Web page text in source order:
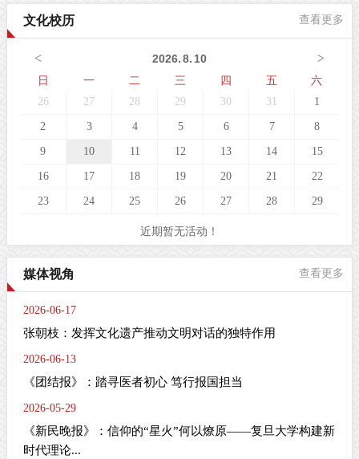
疫检查点抑制剂在肿瘤治疗方面表现突出。然而，85%以上的
CRC病人属于微卫星稳定型（MSS）“冷肿瘤”，其肿瘤微环境中
应。这一困境，已成为临床治疗的主
文化校历 查看更多
< >
2026.8. 10
日
一 二 三 四 五 六
26 27 28 29 30 31 1
2 3 4 5 6 7 8
9 10 11 12 13 14 15
16 17 18 19 20 21 22
23 24 25 26 27 28 29
近期暂无活动！
媒体视角 查看更多
2026-06-17
张朝枝：发挥文化遗产推动文明对话的独特作用
2026-06-13
《团结报》：踏寻医者初心 笃行报国担当
2026-05-29
《新民晚报》：信仰的“星火”何以燎原——复旦大学构建新
时代理论...